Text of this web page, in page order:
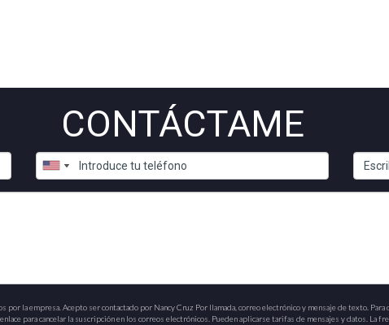
se complete?
propiedad en Punta Cana?
el proyecto, pero generalmente oscila entre 12 y 24
sobre el progreso.
CONTÁCTAME
la empresa. Acepto ser contactado por Nancy Cruz Por llamada, correo electrónico y mensaje de texto.
para cancelar la suscripción en los correos electrónicos. Pueden aplicarse tarifas de mensajes y datos. La